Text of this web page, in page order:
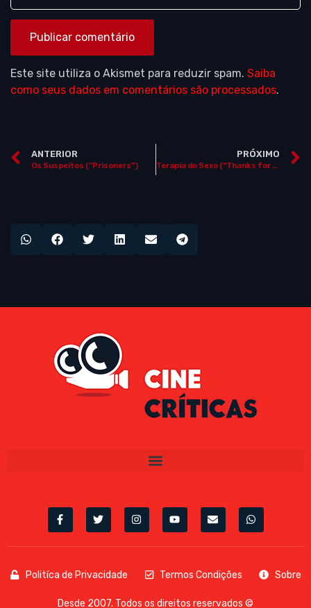
Este site utiliza o Akismet para reduzir spam. Saiba
como seus dados em comentários são processados.
ANTERIOR
Os Suspeitos (“Prisoners”)
PRÓXIMO
Terapia do Sexo (“Thanks for Sharing”)
Politíca de Privacidade Termos Condições Sobre
Desde 2007. Todos os direitos reservados ©